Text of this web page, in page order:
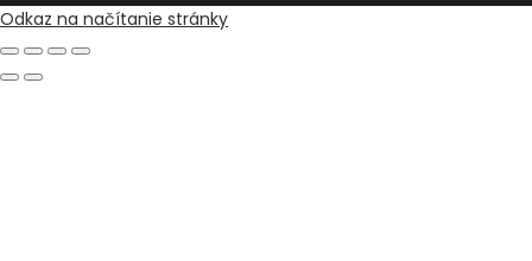
Odkaz na načítanie stránky